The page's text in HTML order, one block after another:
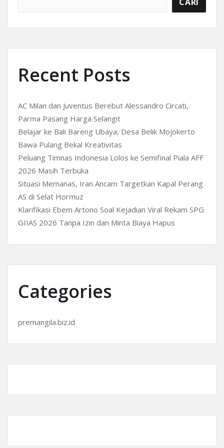
Recent Posts
AC Milan dan Juventus Berebut Alessandro Circati,
Parma Pasang Harga Selangit
Belajar ke Bali Bareng Ubaya, Desa Belik Mojokerto
Bawa Pulang Bekal Kreativitas
Peluang Timnas Indonesia Lolos ke Semifinal Piala AFF
2026 Masih Terbuka
Situasi Memanas, Iran Ancam Targetkan Kapal Perang
AS di Selat Hormuz
Klarifikasi Ebem Artono Soal Kejadian Viral Rekam SPG
GIIAS 2026 Tanpa Izin dan Minta Biaya Hapus
Categories
premangila.biz.id